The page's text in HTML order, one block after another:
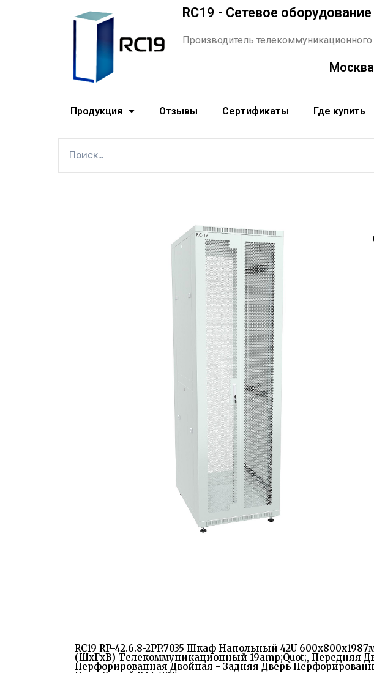
RC19 - Сетевое оборудование
Производитель
Продукция Отзывы Сертификаты Где купить
RC19 RP-42.6.8-2PP.7035 Шкаф Напольный 42U
(ШхГхВ) Телекоммуникационный 19amp;quot;, Передняя
Перфорированная Двойная - Задняя Дверь